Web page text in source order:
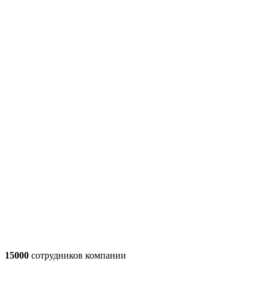
15000 сотрудников компании